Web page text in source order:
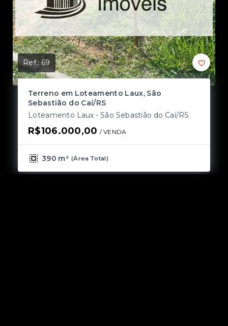
Ref.:69
Terreno em Loteamento Laux, São
Sebastião do Caí/RS
Loteamento Laux - São Sebastião do Caí/RS
R$106.000,00 / VENDA
390 m² (Área Total)